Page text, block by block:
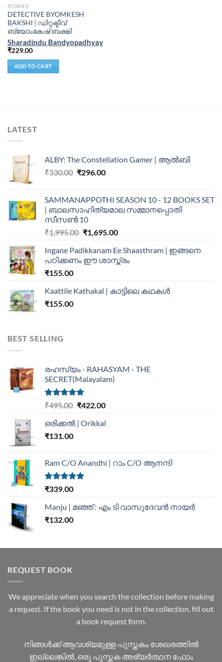
STORIES
DETECTIVE BYOMKESH
BAKSHI | ഡിറ്റക്ടീവ്
ബ്യോംകേഷ് ബക്ഷി
Sharadindu Bandyopadhyay
₹229.00
ADD TO CART
LATEST
ALBY: The Constellation Gamer | ആൽബി
₹330.00 ₹296.00
SAMMANAPPOTHI SEASON 10 - 12 BOOKS SET
| ബാലസാഹിത്യമാല സമ്മാനപ്പൊതി
സീസൺ 10
₹1,995.00 ₹1,695.00
Ingane Padikkanam Ee Shaasthram | ഇങ്ങനെ
പഠിക്കണം ഈ ശാസ്ത്രം
₹155.00
Kaattile Kathakal | കാട്ടിലെ കഥകള്‍
₹155.00
BEST SELLING
രഹസ്യം - RAHASYAM - THE
SECRET(Malayalam)
Rated5.00
₹495.00 ₹422.00
ഒരിക്കൽ | Orikkal
₹131.00
Ram C/O Anandhi | റാം C/O ആനന്ദി
Rated5.00
₹339.00
Manju | മഞ്ഞ് : എം ടി വാസുദേവന്‍ നായര്‍
₹132.00
REQUEST BOOK
We appreciate when you search the collection before making
a request. If the book you need is not in the collection, fill out
a book request form.
നിങ്ങൾക്ക് ആവശ്യമുള്ള പുസ്തകം ശേഖരത്തിൽ
ഇല്ലെങ്കിൽ, ഒരു പുസ്തക അഭ്യർത്ഥന ഫോം